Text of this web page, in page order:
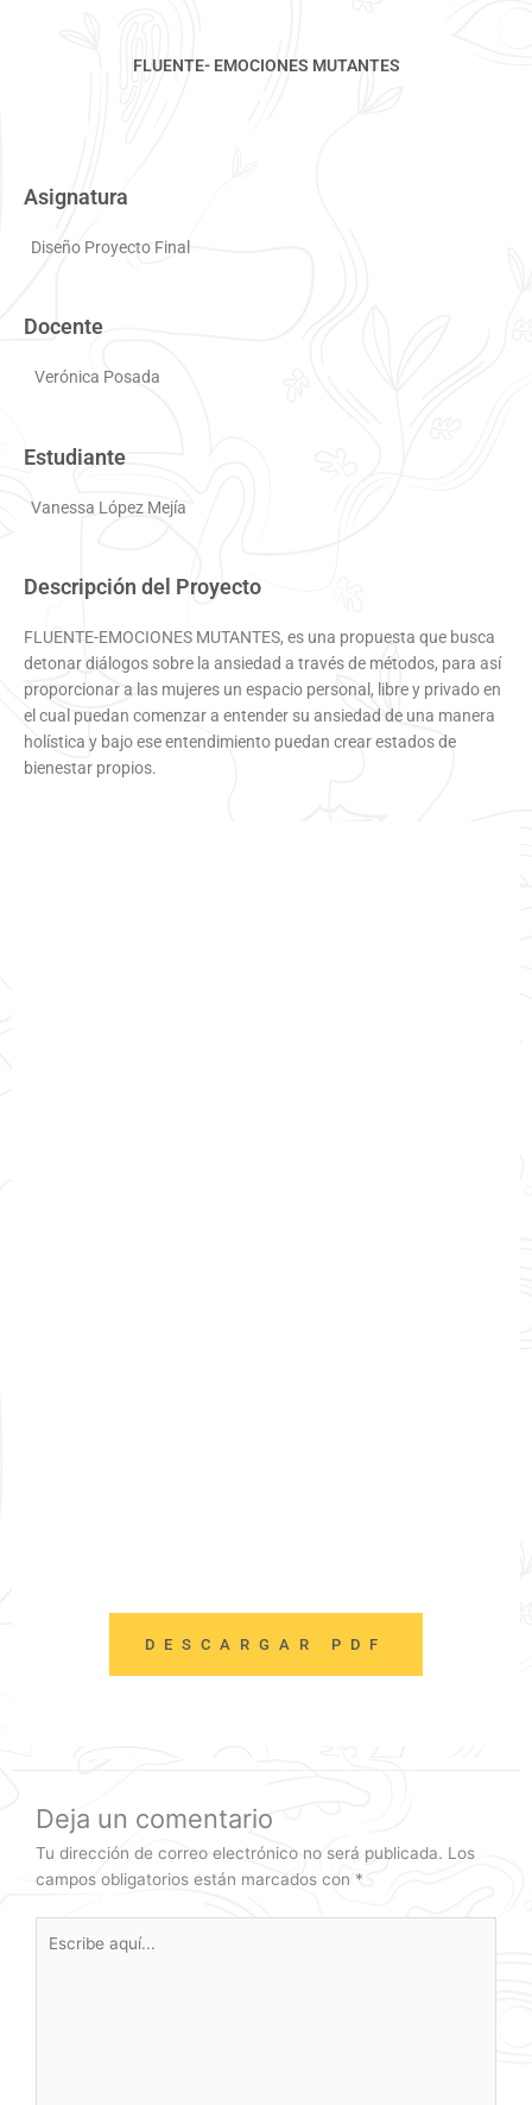
FLUENTE- EMOCIONES MUTANTES
Asignatura
Diseño Proyecto Final
Docente
Verónica Posada
Estudiante
Vanessa López Mejía
Descripción del Proyecto
FLUENTE-EMOCIONES MUTANTES, es una propuesta que busca
detonar diálogos sobre la ansiedad a través de métodos, para así
proporcionar a las mujeres un espacio personal, libre y privado en
el cual puedan comenzar a entender su ansiedad de una manera
holística y bajo ese entendimiento puedan crear estados de
bienestar propios.
DESCARGAR PDF
Deja un comentario
Tu dirección de correo electrónico no será publicada. Los
campos obligatorios están marcados con *
aquí...